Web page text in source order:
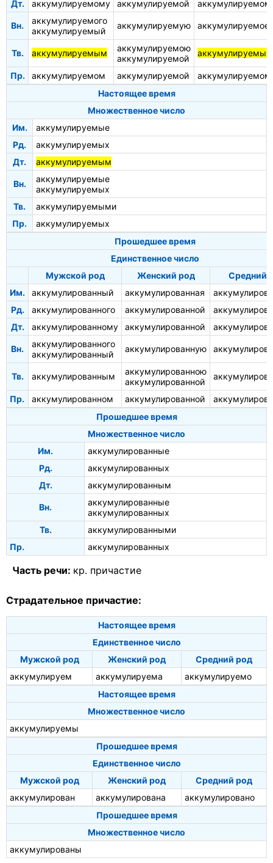
Дт. аккумулируемому аккумулируемой
Вн.
аккумулируемого
аккумулируемый
аккумулируемую аккумулируемое
Тв. аккумулируемым
аккумулируемою
аккумулируемой
аккумулируемым
Пр. аккумулируемом аккумулируемой
аккумулируемом
Настоящее время
Множественное число
Им.
аккумулируемые
Рд.
аккумулируемых
Дт.
аккумулируемым
Вн.
аккумулируемые
аккумулируемых
Тв.
аккумулируемыми
Пр.
аккумулируемых
Прошедшее время
Единственное число
Мужской род
Женский род
Средний
Им.
аккумулированный аккумулированная
Рд.
аккумулированного аккумулированной
Дт.
аккумулированному аккумулированной
Вн.
аккумулированного
аккумулированный
аккумулированную
Тв. аккумулированным
аккумулированною
аккумулированной
Пр. аккумулированном аккумулированной
Прошедшее время
Множественное число
Им.
аккумулированные
Рд.
аккумулированных
Дт.
аккумулированным
Вн.
аккумулированные
аккумулированных
Тв.
аккумулированными
Пр.
аккумулированных
Часть речи: кр. причастие
Страдательное причастие:
Настоящее время
Единственное число
Мужской род
Женский род
Средний род
аккумулируем
аккумулируема
аккумулируемо
Настоящее время
Множественное число
аккумулируемы
Прошедшее время
Единственное число
Мужской род
Женский род
Средний род
аккумулирован
аккумулирована
аккумулировано
Прошедшее время
Множественное число
аккумулированы